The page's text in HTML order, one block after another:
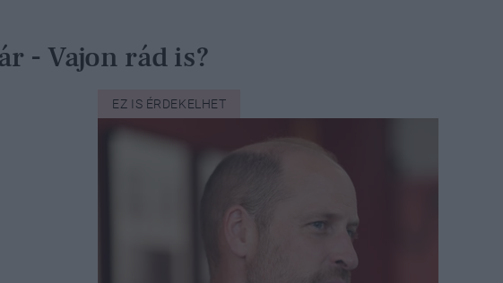
- Vajon rád is?
EZ IS ÉRDEKELHET